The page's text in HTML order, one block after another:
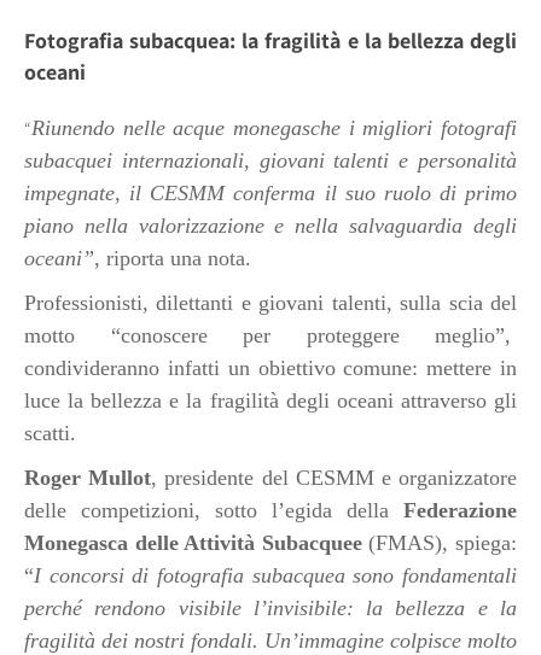
Fotografia subacquea: la fragilità e la bellezza degli
oceani
“Riunendo nelle acque monegasche i migliori fotografi
subacquei internazionali, giovani talenti e personalità
impegnate, il CESMM conferma il suo ruolo di primo
piano nella valorizzazione e nella salvaguardia degli
oceani”, riporta una nota.
Professionisti, dilettanti e giovani talenti, sulla scia del
motto “conoscere per proteggere meglio”,
condivideranno infatti un obiettivo comune: mettere in
luce la bellezza e la fragilità degli oceani attraverso gli
scatti.
Roger Mullot, presidente del CESMM e organizzatore
delle competizioni, sotto l’egida della Federazione
Monegasca delle Attività Subacquee(FMAS), spiega:
“I concorsi di fotografia subacquea sono fondamentali
perché rendono visibile l’invisibile: la bellezza e la
fragilità dei nostri fondali. Un’immagine colpisce molto